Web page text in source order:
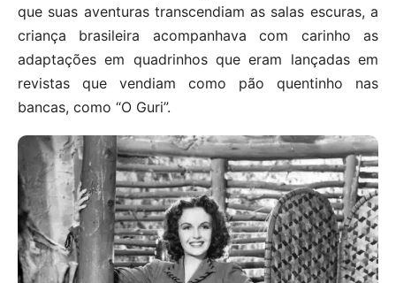
que suas aventuras transcendiam as salas escuras, a
criança brasileira acompanhava com carinho as
adaptações em quadrinhos que eram lançadas em
revistas que vendiam como pão quentinho nas
bancas, como “O Guri”.